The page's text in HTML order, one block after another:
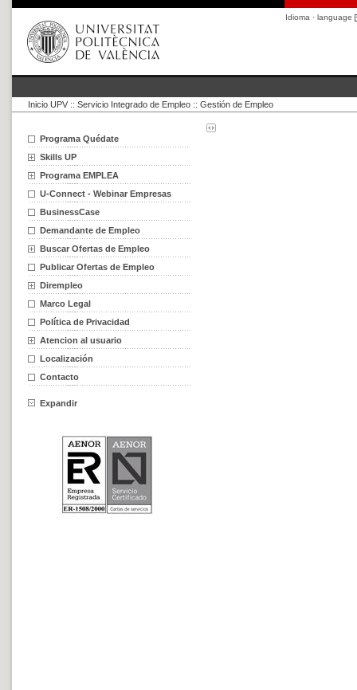
Idioma · language
Inicio UPV :: Servicio Integrado de Empleo :: Gestión de Empleo
Programa Quédate
Skills UP
Programa EMPLEA
U-Connect - Webinar Empresas
BusinessCase
Demandante de Empleo
Buscar Ofertas de Empleo
Publicar Ofertas de Empleo
Dirempleo
Marco Legal
Política de Privacidad
Atencion al usuario
Localización
Contacto
Expandir